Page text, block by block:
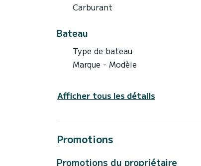
Carburant
Bateau
Type de bateau
Marque - Modèle
Afficher tous les détails
Promotions
Promotions du propriétaire